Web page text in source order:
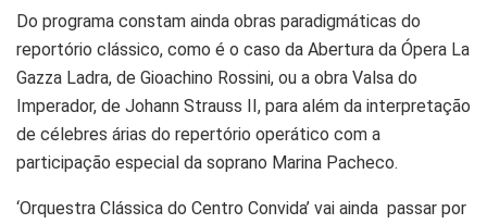
Do programa constam ainda obras paradigmáticas do
reportório clássico, como é o caso da Abertura da Ópera La
Gazza Ladra, de Gioachino Rossini, ou a obra Valsa do
Imperador, de Johann Strauss II, para além da interpretação
de célebres árias do repertório operático com a
participação especial da soprano Marina Pacheco.
‘Orquestra Clássica do Centro Convida’ vai ainda passar por